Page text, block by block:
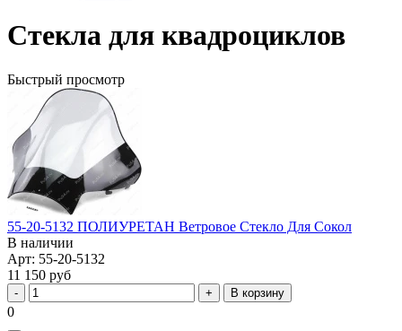
Стекла для квадроциклов
Быстрый просмотр
55-20-5132 ПОЛИУРЕТАН Ветровое Стекло Для Сокол
В наличии
Арт: 55-20-5132
11 150 руб
В корзину
0